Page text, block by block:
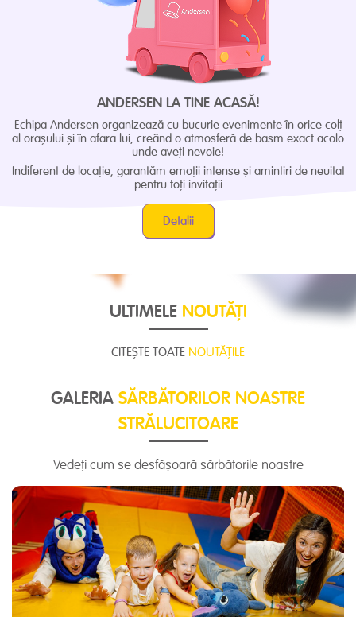
ANDERSEN LA TINE ACASĂ!
Echipa Andersen organizează cu bucurie evenimente în orice colț
al orașului și în afara lui, creând o atmosferă de basm exact acolo
unde aveți nevoie!
Indiferent de locație, garantăm emoții intense și amintiri de neuitat
pentru toți invitații
Detalii
ULTIMELE NOUTĂȚI
CITEȘTE TOATE NOUTĂȚILE
GALERIA SĂRBĂTORILOR NOASTRE
STRĂLUCITOARE
Vedeți cum se desfășoară sărbătorile noastre